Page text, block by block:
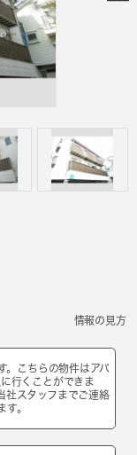
情報の見方
。こちらの物件はアパ
行くことができま
社スタッフまでご連絡
。